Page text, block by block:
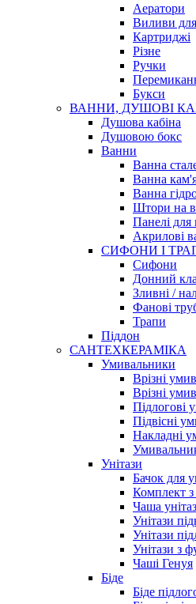
Аератори
Виливи для
Картриджі
Різне
Ручки
Букси
ВАННИ, ДУШОВІ
Душова кабіна
Душовою бокс
Ванни
Ванна
Ванна
Ванна
Штори на
Панелі для
Акрилові
СИФОНИ І
Сифони
Донний
Зливні /
Фанові
Трапи
Піддон
САНТЕХКЕРАМІКА
Умивальники
Врізні
Врізні
Підлогові
Підвісні
Накладні
Унітази
Бачок для
Комплект з
Чаша
Унітази
Унітази
Унітази з
Чаші Генуя
Біде
Біде